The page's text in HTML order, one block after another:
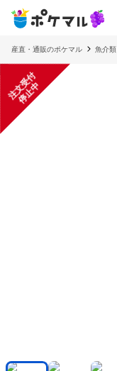
産直・通販のポケマル 魚介類
注
文
受
付
停
止
中